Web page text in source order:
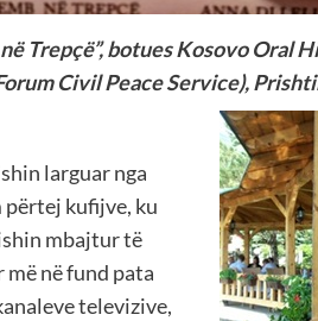
Trepçë”, botues Kosovo
Civil Peace Service),
larguar nga
përtej kufijve, ku
mbajtur të
në fund pata
televizive,